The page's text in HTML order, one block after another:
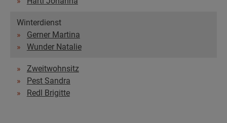
Winterdienst
Gerner Martina
Wunder Natalie
Zweitwohnsitz
Pest Sandra
Redl Brigitte